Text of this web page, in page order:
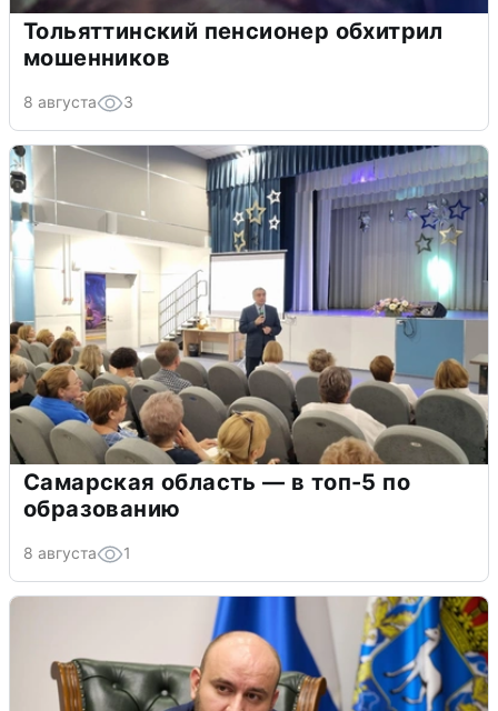
Тольяттинский пенсионер обхитрил
мошенников
8 августа 3
Самарская область — в топ-5 по
образованию
8 августа 1